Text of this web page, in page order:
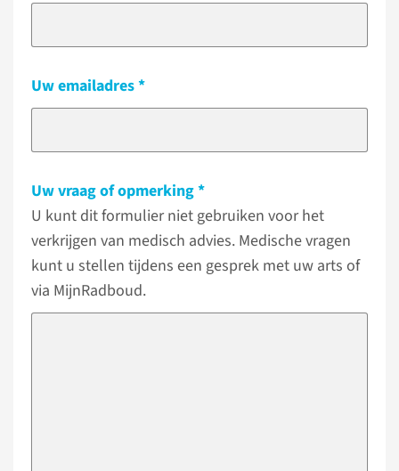
Uw emailadres
Uw vraag of opmerking
U kunt dit formulier niet gebruiken voor het
verkrijgen van medisch advies. Medische vragen
kunt u stellen tijdens een gesprek met uw arts of
via MijnRadboud.